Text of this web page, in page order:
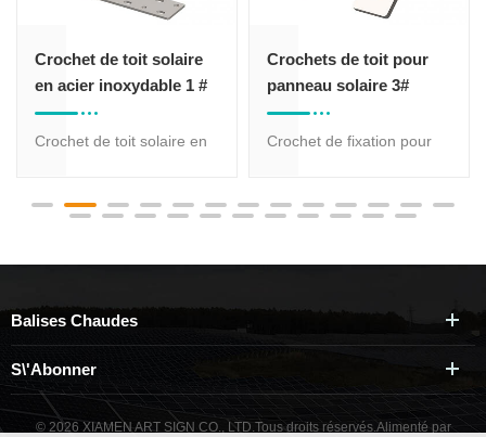
Crochet de toit solaire
en acier inoxydable 1 #
Crochet de toit solaire en
tuiles, différentes
inoxydable SUS304,
traitement de surface
hautement résistant à la
corrosion.
Crochets de toit pour
panneau solaire 3#
Crochet de fixation pour
crochets de toit
Balises Chaudes
S\'abonner
© 2026 XIAMEN ART SIGN CO., LTD.Tous droits réservés. Alimenté par